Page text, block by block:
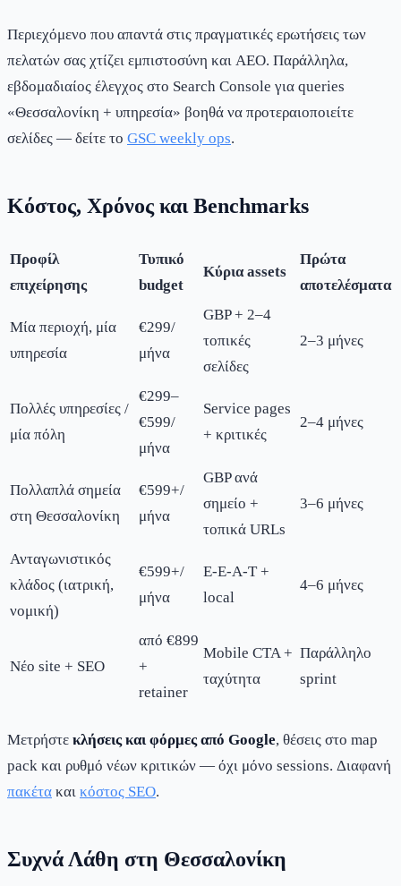
Περιεχόμενο που απαντά στις πραγματικές ερωτήσεις των
πελατών σας χτίζει εμπιστοσύνη και AEO. Παράλληλα,
εβδομαδιαίος έλεγχος στο Search Console για queries
«Θεσσαλονίκη + υπηρεσία» βοηθά να προτεραιοποιείτε
σελίδες — δείτε το GSC weekly ops.
Κόστος, Χρόνος και Benchmarks
Προφίλ
επιχείρησης
Τυπικό
budget
Κύρια assets
Πρώτα
αποτελέσματα
Μία περιοχή, μία
υπηρεσία
€299/
μήνα
GBP + 2–4
τοπικές
σελίδες
2–3 μήνες
Πολλές υπηρεσίες /
μία πόλη
€299–
€599/
μήνα
Service pages
+ κριτικές
2–4 μήνες
Πολλαπλά σημεία
στη Θεσσαλονίκη
€599+/
μήνα
GBP ανά
σημείο +
τοπικά URLs
3–6 μήνες
Ανταγωνιστικός
κλάδος (ιατρική,
νομική)
€599+/
μήνα
E-E-A-T +
local
4–6 μήνες
Νέο site + SEO
από €899
+
retainer
Mobile CTA +
ταχύτητα
Παράλληλο
sprint
Μετρήστε κλήσεις και φόρμες από Google, θέσεις στο map
pack και ρυθμό νέων κριτικών — όχι μόνο sessions. Διαφανή
πακέτα και κόστος SEO.
Συχνά Λάθη στη Θεσσαλονίκη